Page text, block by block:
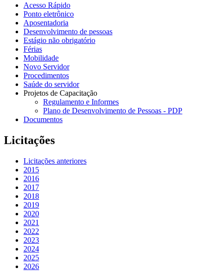
Acesso Rápido
Ponto eletrônico
Aposentadoria
Desenvolvimento de pessoas
Estágio não obrigatório
Férias
Mobilidade
Novo Servidor
Procedimentos
Saúde do servidor
Projetos de Capacitação
Regulamento e Informes
Plano de Desenvolvimento de Pessoas - PDP
Documentos
Licitações
Licitações anteriores
2015
2016
2017
2018
2019
2020
2021
2022
2023
2024
2025
2026